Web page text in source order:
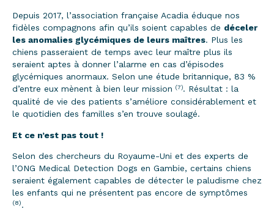
Depuis 2017, l’association française Acadia éduque nos
fidèles compagnons afin qu’ils soient capables de déceler
les anomalies glycémiques de leurs maîtres. Plus les
chiens passeraient de temps avec leur maître plus ils
seraient aptes à donner l’alarme en cas d’épisodes
glycémiques anormaux. Selon une étude britannique, 83 %
d’entre eux mènent à bien leur mission (7). Résultat : la
qualité de vie des patients s’améliore considérablement et
le quotidien des familles s’en trouve soulagé.
Et ce n’est pas tout !
Selon des chercheurs du Royaume-Uni et des experts de
l’ONG Medical Detection Dogs en Gambie, certains chiens
seraient également capables de détecter le paludisme chez
les enfants qui ne présentent pas encore de symptômes
(8).